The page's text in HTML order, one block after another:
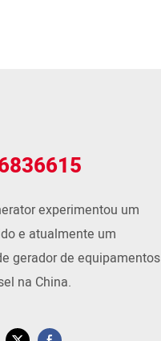
experimentou um
e atualmente um
gerador de equipamentos
na China.